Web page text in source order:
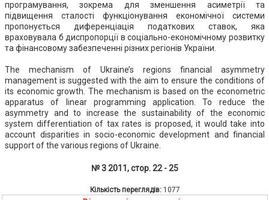
програмування, зокрема для зменшення асиметрії та
підвищення сталості функціонування економічної системи
пропонується диференціація податкових ставок, яка
враховувала б диспропорції в соціально-економічному розвитку
та фінансовому забезпеченні різних регіонів України.
The mechanism of Ukraine’s regions financial asymmetry
management is suggested with the aim to ensure the conditions of
its economic growth. The mechanism is based on the econometric
apparatus of linear programming application. To reduce the
asymmetry and to increase the sustainability of the economic
system differentiation of tax rates is proposed, it would take into
account disparities in socio-economic development and financial
support of the various regions of Ukraine.
№ 3 2011, стор. 22 - 25
Кількість переглядів: 1077